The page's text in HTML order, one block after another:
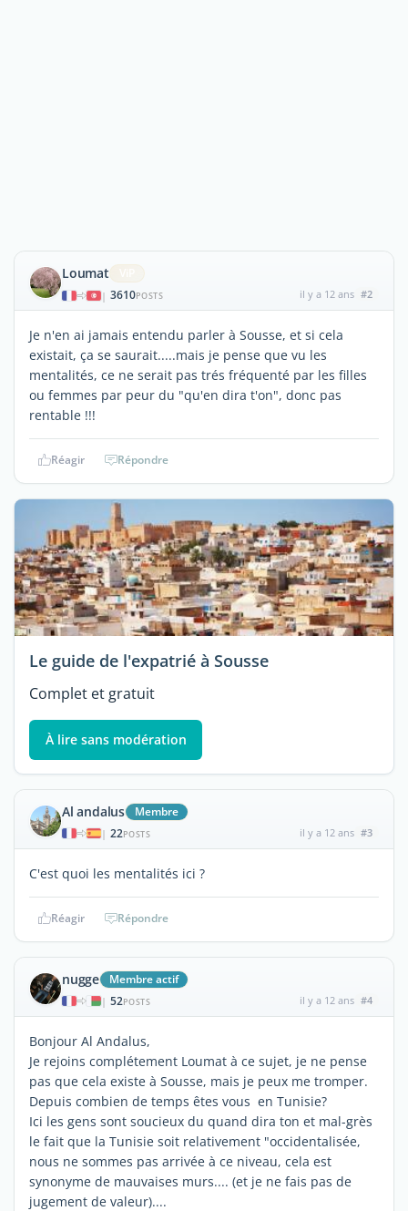
Loumat
| 3610POSTS il y a 12 ans #2
Je n'en ai jamais entendu parler à Sousse, et si cela
existait, ça se saurait.....mais je pense que vu les
mentalités, ce ne serait pas trés fréquenté par les filles
ou femmes par peur du "qu'en dira t'on", donc pas
rentable !!!
Réagir Répondre
Le guide de l'expatrié à Sousse
Complet et gratuit
À lire sans modération
Al andalus Membre
| 22POSTS il y a 12 ans #3
C'est quoi les mentalités ici ?
Réagir Répondre
nugge Membre actif
| 52POSTS il y a 12 ans #4
Bonjour Al Andalus,
Je rejoins complétement Loumat à ce sujet, je ne pense
pas que cela existe à Sousse, mais je peux me tromper.
Depuis combien de temps êtes vous en Tunisie?
Ici les gens sont soucieux du quand dira ton et mal-grès
le fait que la Tunisie soit relativement "occidentalisée,
nous ne sommes pas arrivée à ce niveau, cela est
synonyme de mauvaises murs.... (et je ne fais pas de
jugement de valeur)....